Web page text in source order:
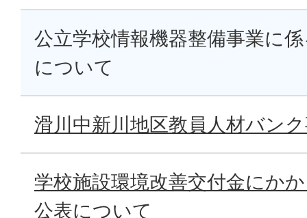
公立学校情報機器整備事業に
について
滑川中新川地区教員人材バン
学校施設環境改善交付金にか
公表について